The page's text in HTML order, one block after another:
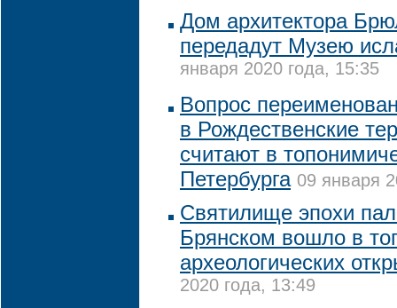
Дом архитектора
передадут Музею
января 2020 года, 15:35
Вопрос
в Рождественские
считают в
Петербурга 09 января
Святилище эпохи
Брянском вошло в
археологических
2020 года, 13:49